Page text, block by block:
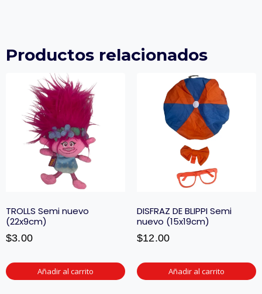
Productos relacionados
TROLLS Semi nuevo
(22x9cm)
$3.00
Añadir al carrito
DISFRAZ DE BLIPPI Semi
nuevo (15x19cm)
$12.00
Añadir al carrito